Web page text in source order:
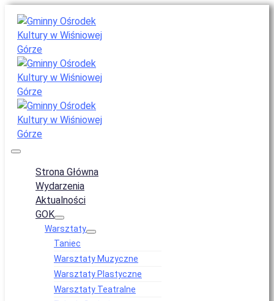
Strona Główna
Wydarzenia
Aktualności
GOK
Warsztaty
Taniec
Warsztaty Muzyczne
Warsztaty Plastyczne
Warsztaty Teatralne